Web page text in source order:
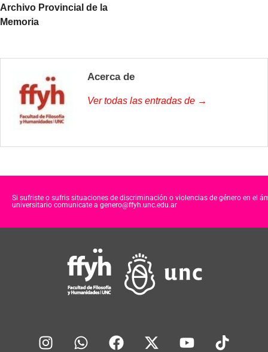
Archivo Provincial de la
Memoria
Acerca de
Ver todas las entradas de →
Si sufriste o sufris situaciones de discriminación o violencias de género en el
universitario comunicate a genero@ffyh.unc.edu.ar